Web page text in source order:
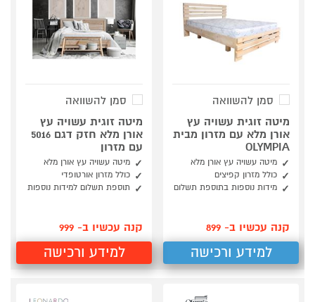
סמן להשוואה
מיטה זוגית עשויה עץ
אורן מלא עם מזרון מבית
OLYMPIA
מיטה עשויה עץ אורן מלא
כולל מזרון קפיצים
מידות נוספות בתוספת תשלום
קנה עכשיו ב- 899
למידע ורכישה
סמן להשוואה
מיטה זוגית עשויה עץ
אורן מלא חזק דגם 5016
עם מזרון
מיטה עשויה עץ אורן מלא
כולל מזרון אורטופדי
תוספת תשלום למידות נוספות
קנה עכשיו ב- 999
למידע ורכישה